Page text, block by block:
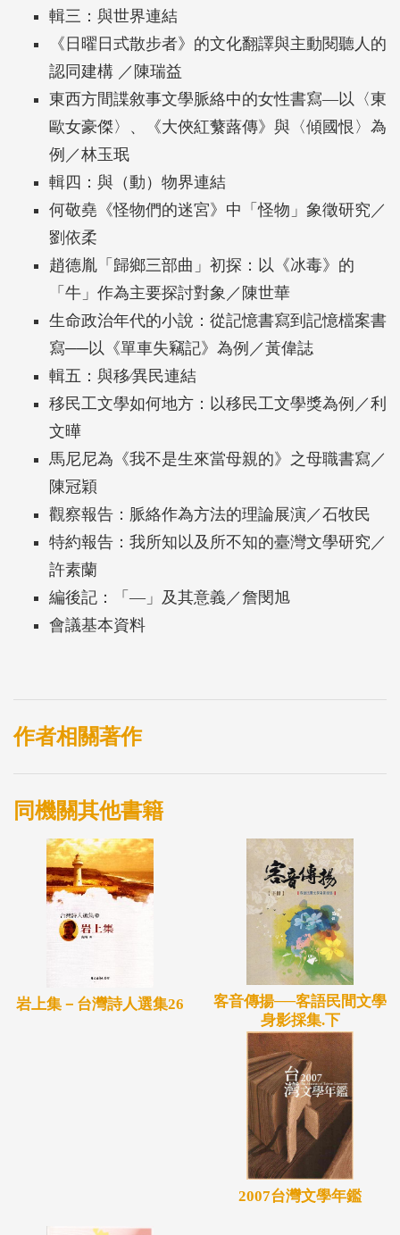
輯三：與世界連結
《日曜日式散步者》的文化翻譯與主動閱聽人的
認同建構 ／陳瑞益
東西方間諜敘事文學脈絡中的女性書寫—以〈東
歐女豪傑〉、《大俠紅蘩蕗傳》與〈傾國恨〉為
例／林玉珉
輯四：與（動）物界連結
何敬堯《怪物們的迷宮》中「怪物」象徵研究／
劉依柔
趙德胤「歸鄉三部曲」初探：以《冰毒》的
「牛」作為主要探討對象／陳世華
生命政治年代的小說：從記憶書寫到記憶檔案書
寫──以《單車失竊記》為例／黃偉誌
輯五：與移∕異民連結
移民工文學如何地方：以移民工文學獎為例／利
文曄
馬尼尼為《我不是生來當母親的》之母職書寫／
陳冠穎
觀察報告：脈絡作為方法的理論展演／石牧民
特約報告：我所知以及所不知的臺灣文學研究／
許素蘭
編後記：「—」及其意義／詹閔旭
會議基本資料
作者相關著作
同機關其他書籍
岩上集－台灣詩人選集26
客音傳揚──客語民間文學
身影採集.下
2007台灣文學年鑑